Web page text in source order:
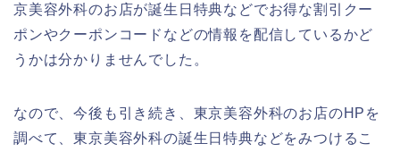
京美容外科のお店が誕生日特典などでお得な割引クー
ポンやクーポンコードなどの情報を配信しているかど
うかは分かりませんでした。
なので、今後も引き続き、東京美容外科のお店のHPを
調べて、東京美容外科の誕生日特典などをみつけるこ